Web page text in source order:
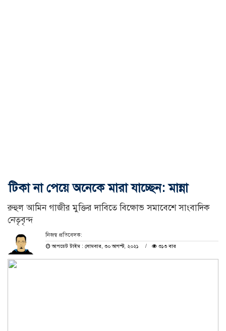
টিকা না পেয়ে অনেকে মারা যাচ্ছেন: মান্না
রুহুল আমিন গাজীর মুক্তির দাবিতে বিক্ষোভ সমাবেশে সাংবাদিক
নেতৃবৃন্দ
নিজস্ব প্রতিবেদক:
আপডেট টাইম : সোমবার, ৩০ আগস্ট, ২০২১
৩১৩ বার